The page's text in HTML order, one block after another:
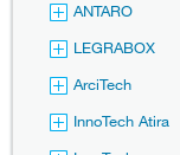
ANTARO
LEGRABOX
ArciTech
InnoTech Atira